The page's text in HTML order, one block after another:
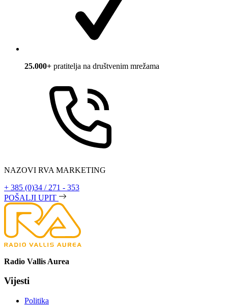
25.000+ pratitelja na društvenim mrežama
NAZOVI RVA MARKETING
+ 385 (0)34 / 271 - 353
POŠALJI UPIT
Radio Vallis Aurea
Vijesti
Politika